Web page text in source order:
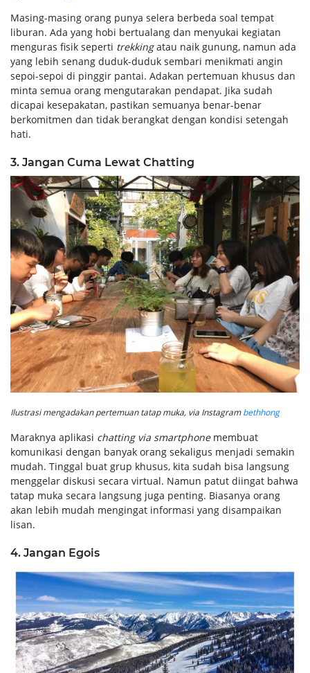
Masing-masing orang punya selera berbeda soal tempat
liburan. Ada yang hobi bertualang dan menyukai kegiatan
menguras fisik seperti trekkingatau naik gunung, namun ada
yang lebih senang duduk-duduk sembari menikmati angin
sepoi-sepoi di pinggir pantai. Adakan pertemuan khusus dan
minta semua orang mengutarakan pendapat. Jika sudah
dicapai kesepakatan, pastikan semuanya benar-benar
berkomitmen dan tidak berangkat dengan kondisi setengah
hati.
3. Jangan Cuma Lewat Chatting
Ilustrasi mengadakan pertemuan tatap muka, via Instagrambethhong
Maraknya aplikasi chatting via smartphonemembuat
komunikasi dengan banyak orang sekaligus menjadi semakin
mudah. Tinggal buat grup khusus, kita sudah bisa langsung
menggelar diskusi secara virtual. Namun patut diingat bahwa
tatap muka secara langsung juga penting. Biasanya orang
akan lebih mudah mengingat informasi yang disampaikan
lisan.
4. Jangan Egois